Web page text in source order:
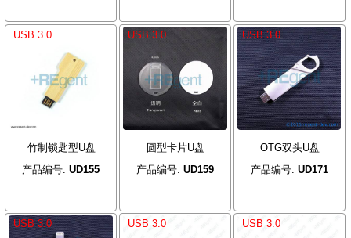
USB 3.0
竹制锁匙型U盘
产品编号:UD155
USB 3.0
圆型卡片U盘
产品编号: UD159
USB 3.0
OTG双头U盘
产品编号: UD171
USB 3.0 USB 3.0 USB 3.0